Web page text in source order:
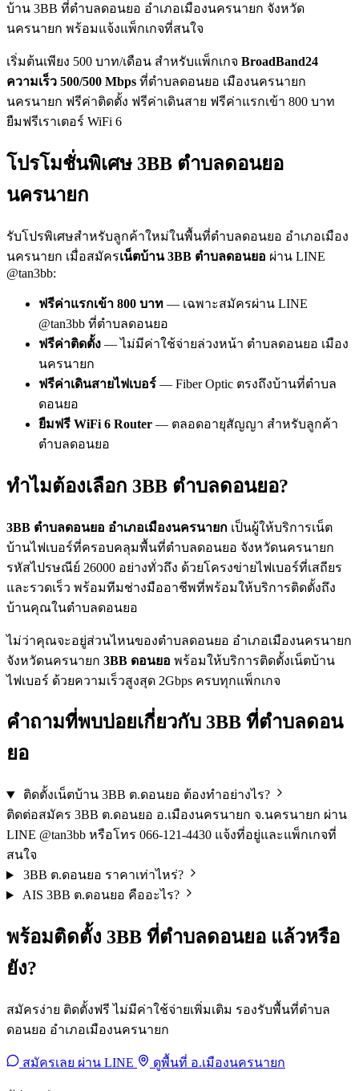
บ้าน 3BB ที่ตำบลดอนยอ อำเภอเมืองนครนายก จังหวัด
นครนายก พร้อมแจ้งแพ็กเกจที่สนใจ
เริ่มต้นเพียง 500 บาท/เดือน สำหรับแพ็กเกจ BroadBand24
ความเร็ว 500/500 Mbps ที่ตำบลดอนยอ เมืองนครนายก
นครนายก ฟรีค่าติดตั้ง ฟรีค่าเดินสาย ฟรีค่าแรกเข้า 800 บาท
ยืมฟรีเราเตอร์ WiFi 6
โปรโมชั่นพิเศษ 3BB ตำบลดอนยอ
นครนายก
รับโปรพิเศษสำหรับลูกค้าใหม่ในพื้นที่ตำบลดอนยอ อำเภอเมือง
นครนายก เมื่อสมัครเน็ตบ้าน 3BB ตำบลดอนยอ ผ่าน LINE
@tan3bb:
ฟรีค่าแรกเข้า 800 บาท — เฉพาะสมัครผ่าน LINE
@tan3bb ที่ตำบลดอนยอ
ฟรีค่าติดตั้ง — ไม่มีค่าใช้จ่ายล่วงหน้า ตำบลดอนยอ เมือง
นครนายก
ฟรีค่าเดินสายไฟเบอร์ — Fiber Optic ตรงถึงบ้านที่ตำบล
ดอนยอ
ยืมฟรี WiFi 6 Router — ตลอดอายุสัญญา สำหรับลูกค้า
ตำบลดอนยอ
ทำไมต้องเลือก 3BB ตำบลดอนยอ?
3BB ตำบลดอนยอ อำเภอเมืองนครนายก เป็นผู้ให้บริการเน็ต
บ้านไฟเบอร์ที่ครอบคลุมพื้นที่ตำบลดอนยอ จังหวัดนครนายก
รหัสไปรษณีย์ 26000 อย่างทั่วถึง ด้วยโครงข่ายไฟเบอร์ที่เสถียร
และรวดเร็ว พร้อมทีมช่างมืออาชีพที่พร้อมให้บริการติดตั้งถึง
บ้านคุณในตำบลดอนยอ
ไม่ว่าคุณจะอยู่ส่วนไหนของตำบลดอนยอ อำเภอเมืองนครนายก
จังหวัดนครนายก 3BB ดอนยอ พร้อมให้บริการติดตั้งเน็ตบ้าน
ไฟเบอร์ ด้วยความเร็วสูงสุด 2Gbps ครบทุกแพ็กเกจ
คำถามที่พบบ่อยเกี่ยวกับ 3BB ที่ตำบลดอน
ยอ
ติดตั้งเน็ตบ้าน 3BB ต.ดอนยอ ต้องทำอย่างไร?
ติดต่อสมัคร 3BB ต.ดอนยอ อ.เมืองนครนายก จ.นครนายก ผ่าน
LINE @tan3bb หรือโทร 066-121-4430 แจ้งที่อยู่และแพ็กเกจที่
สนใจ
3BB ต.ดอนยอ ราคาเท่าไหร่?
AIS 3BB ต.ดอนยอ คืออะไร?
พร้อมติดตั้ง 3BB ที่ตำบลดอนยอ แล้วหรือ
ยัง?
สมัครง่าย ติดตั้งฟรี ไม่มีค่าใช้จ่ายเพิ่มเติม รองรับพื้นที่ตำบล
ดอนยอ อำเภอเมืองนครนายก
สมัครเลย ผ่าน LINE ดูพื้นที่ อ.เมืองนครนายก